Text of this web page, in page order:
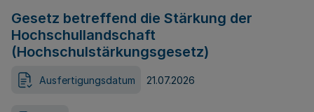
Gesetz betreffend die Stärkung der
Hochschullandschaft
(Hochschulstärkungsgesetz)
Ausfertigungsdatum 21.07.2026